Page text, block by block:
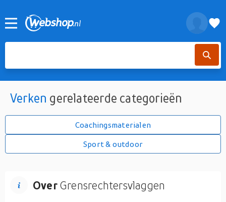
Verken gerelateerde categorieën
Coachingsmaterialen
Sport & outdoor
OverGrensrechtersvlaggen